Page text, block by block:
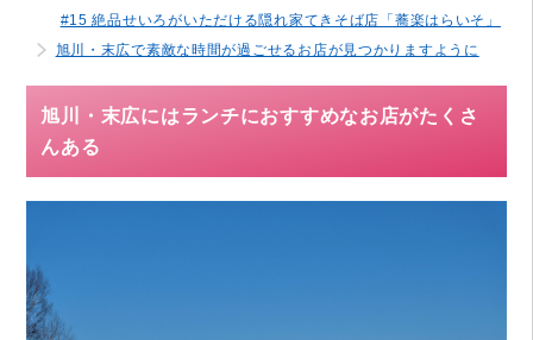
#15 絶品せいろがいただける隠れ家てきそば店「蕎楽はらいそ」
旭川・末広で素敵な時間が過ごせるお店が見つかりますように
旭川・末広にはランチにおすすめなお店がたくさ
んある